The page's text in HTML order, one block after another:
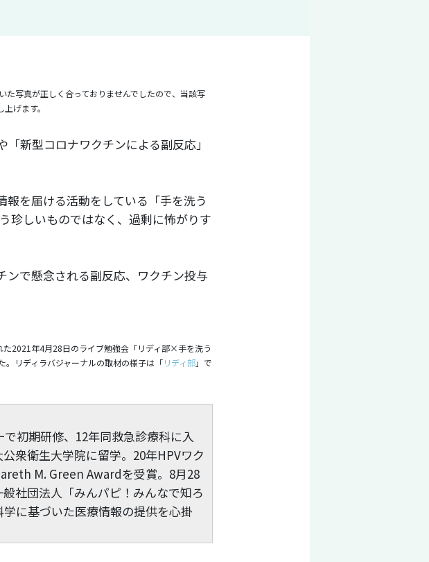
写真が正しく合っておりませんでしたので、当該写
げます。
新型コロナワクチンによる副反応」
を届ける活動をしている「手を洗う
珍しいものではなく、過剰に怖がりす
ンで懸念される副反応、ワクチン投与
2021年4月28日のライブ勉強会「リディ部×手を洗う
。リディラバジャーナルの取材の様子は「リディ部」で
初期研修、12年同救急診療科に入
衆衛生大学院に留学。20年HPVワク
M. Green Awardを受賞。8月28
社団法人「みんパピ！みんなで知ろ
に基づいた医療情報の提供を心掛